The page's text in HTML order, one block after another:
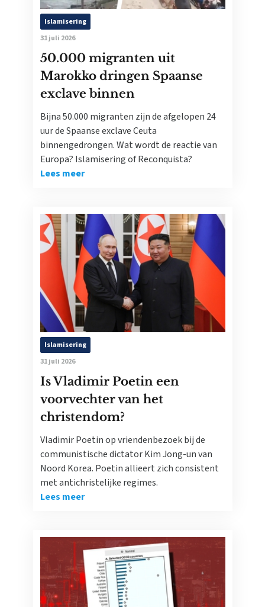
Islamisering
31 juli 2026
50.000 migranten uit
Marokko dringen Spaanse
exclave binnen
Bijna 50.000 migranten zijn de afgelopen 24
uur de Spaanse exclave Ceuta
binnengedrongen. Wat wordt de reactie van
Europa? Islamisering of Reconquista?
Lees meer
Islamisering
31 juli 2026
Is Vladimir Poetin een
voorvechter van het
christendom?
Vladimir Poetin op vriendenbezoek bij de
communistische dictator Kim Jong-un van
Noord Korea. Poetin allieert zich consistent
met antichristelijke regimes.
Lees meer